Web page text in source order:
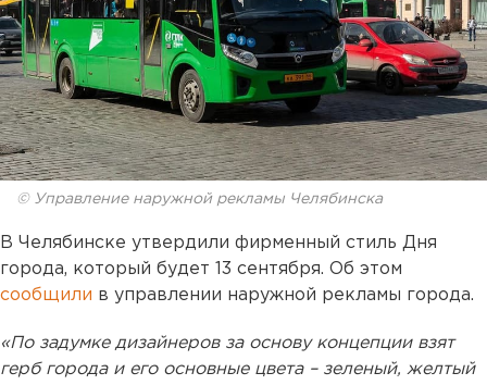
© Управление наружной рекламы Челябинска
В Челябинске утвердили фирменный стиль Дня
города, который будет 13 сентября. Об этом
сообщили в управлении наружной рекламы города.
«По задумке дизайнеров за основу концепции взят
герб города и его основные цвета – зеленый, желтый